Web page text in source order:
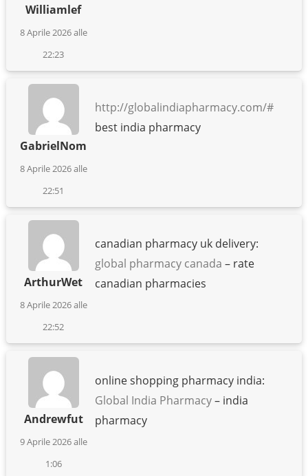
Williamlef
8 Aprile 2026 alle
22:23
GabrielNom
8 Aprile 2026 alle
22:51
http://globalindiapharmacy.com/#
best india pharmacy
ArthurWet
8 Aprile 2026 alle
22:52
canadian pharmacy uk delivery:
global pharmacy canada – rate
canadian pharmacies
Andrewfut
9 Aprile 2026 alle
1:06
online shopping pharmacy india:
Global India Pharmacy– india
pharmacy